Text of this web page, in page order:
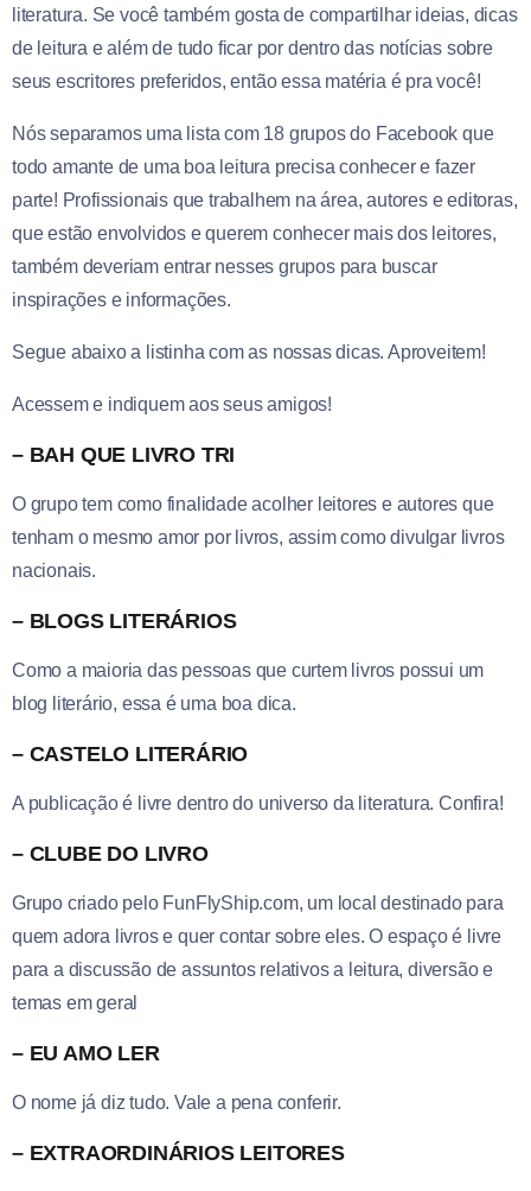
literatura. Se você também gosta de compartilhar ideias, dicas
de leitura e além de tudo ficar por dentro das notícias sobre
seus escritores preferidos, então essa matéria é pra você!
Nós separamos uma lista com 18 grupos do Facebook que
todo amante de uma boa leitura precisa conhecer e fazer
parte! Profissionais que trabalhem na área, autores e editoras,
que estão envolvidos e querem conhecer mais dos leitores,
também deveriam entrar nesses grupos para buscar
inspirações e informações.
Segue abaixo a listinha com as nossas dicas. Aproveitem!
Acessem e indiquem aos seus amigos!
– BAH QUE LIVRO TRI
O grupo tem como finalidade acolher leitores e autores que
tenham o mesmo amor por livros, assim como divulgar livros
nacionais.
– BLOGS LITERÁRIOS
Como a maioria das pessoas que curtem livros possui um
blog literário, essa é uma boa dica.
– CASTELO LITERÁRIO
A publicação é livre dentro do universo da literatura. Confira!
– CLUBE DO LIVRO
Grupo criado pelo FunFlyShip.com, um local destinado para
quem adora livros e quer contar sobre eles. O espaço é livre
para a discussão de assuntos relativos a leitura, diversão e
temas em geral
– EU AMO LER
O nome já diz tudo. Vale a pena conferir.
– EXTRAORDINÁRIOS LEITORES